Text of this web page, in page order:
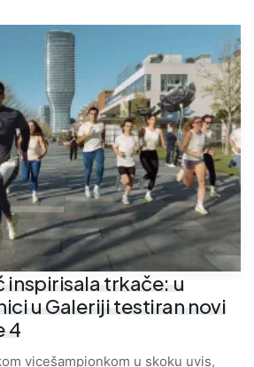
inspirisala trkače: u
u Galeriji testiran novi
4
vicešampionkom u skoku uvis,